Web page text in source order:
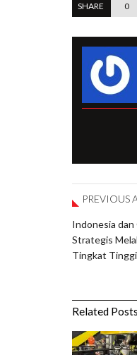
SHARE 0
PREVIOUS
Indonesia
Strategis
Tingkat Tinggi
Related Posts